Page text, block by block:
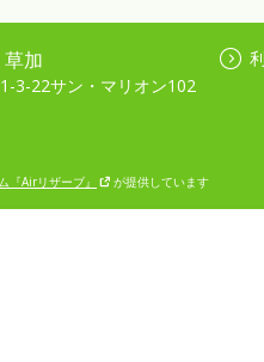
加
3-22サン・マリオン102
『Airリザーブ』 が提供しています